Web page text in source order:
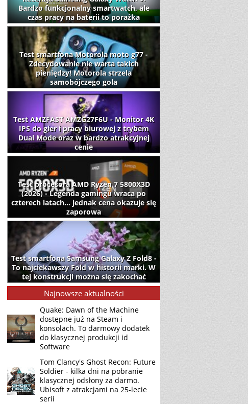
Bardzo funkcjonalny smartwatch, ale
czas pracy na baterii to porażka
Test smartfona Motorola moto g77 -
Zdecydowanie nie warta takich
pieniędzy! Motorola strzela
samobójczego gola
Test AMZFAST AMZG27F6U - Monitor 4K
IPS do gier i pracy biurowej z trybem
Dual Mode oraz w bardzo atrakcyjnej
cenie
Test procesora AMD Ryzen 7 5800X3D
(2026) - Legenda gamingu wraca po
czterech latach... jednak cena okazuje się
zaporowa
Test smartfona Samsung Galaxy Z Fold8 -
To najciekawszy Fold w historii marki. W
tej konstrukcji można się zakochać
Najnowsze aktualności
Quake: Dawn of the Machine
dostępne już na Steam i
konsolach. To darmowy dodatek
do klasycznej produkcji id
Software
Tom Clancy's Ghost Recon: Future
Soldier - kilka dni na pobranie
klasycznej odsłony za darmo.
Ubisoft z atrakcjami na 25-lecie
serii